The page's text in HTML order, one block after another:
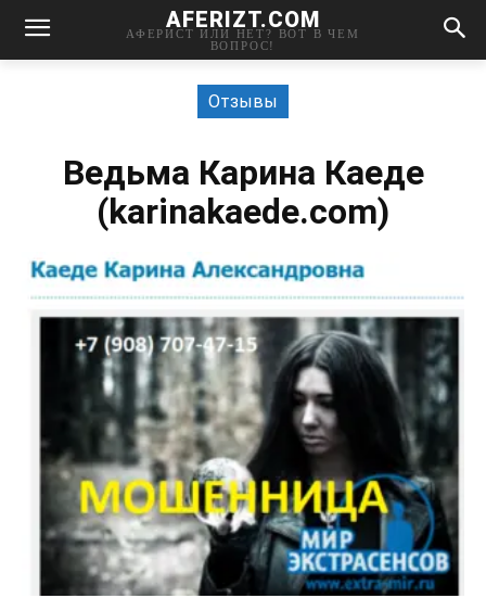
AFERIZT.COM
АФЕРИСТ ИЛИ НЕТ? ВОТ В ЧЕМ
ВОПРОС!
Отзывы
Ведьма Карина Каеде
(karinakaede.com)